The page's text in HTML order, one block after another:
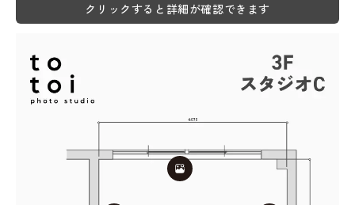
クリックすると詳細が確認できます